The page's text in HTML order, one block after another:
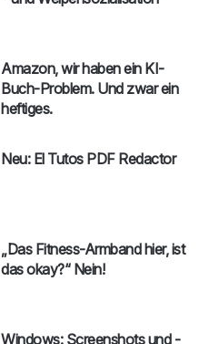
Amazon, wir haben ein KI-
Buch-Problem. Und zwar ein
heftiges.
Neu: El Tutos PDF Redactor
„Das Fitness-Armband hier, ist
das okay?“ Nein!
Windows: Screenshots und -